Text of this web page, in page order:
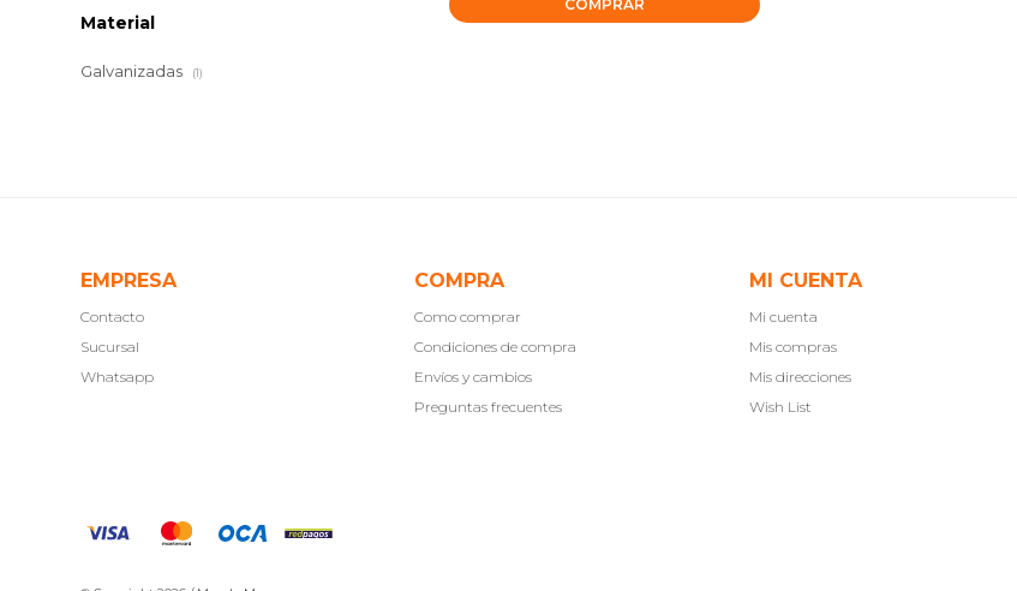
Material
Galvanizadas (1)
EMPRESA
Contacto
Sucursal
Whatsapp
COMPRA
Como comprar
Condiciones de compra
Envíos y cambios
Preguntas frecuentes
MI CUENTA
Mi cuenta
Mis compras
Mis direcciones
Wish List